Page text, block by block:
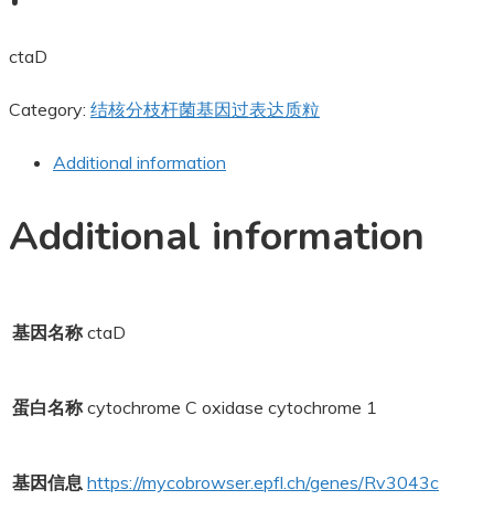
ctaD
Category: 结核分枝杆菌基因过表达质粒
Additional information
Additional information
基因名称 ctaD
蛋白名称 cytochrome C oxidase cytochrome 1
基因信息 https://mycobrowser.epfl.ch/genes/Rv3043c